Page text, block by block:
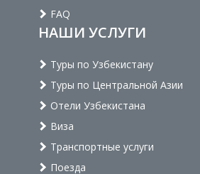
FAQ
НАШИ УСЛУГИ
Туры по Узбекистану
Туры по Центральной Азии
Отели Узбекистана
Виза
Транспортные услуги
Поезда